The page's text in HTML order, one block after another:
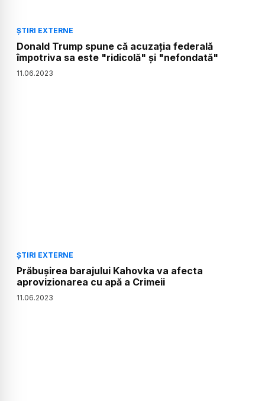
ȘTIRI EXTERNE
Donald Trump spune că acuzația federală
împotriva sa este "ridicolă" și "nefondată"
11.06.2023
ȘTIRI EXTERNE
Prăbuşirea barajului Kahovka va afecta
aprovizionarea cu apă a Crimeii
11.06.2023